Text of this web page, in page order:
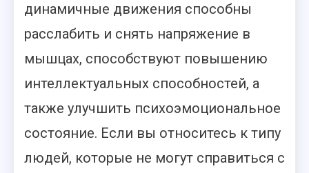
динамичные движения способны
расслабить и снять напряжение в
мышцах, способствуют повышению
интеллектуальных способностей, а
также улучшить психоэмоциональное
состояние. Если вы относитесь к типу
людей, которые не могут справиться с